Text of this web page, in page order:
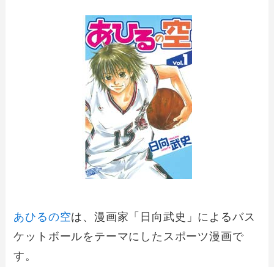
あひるの空は、漫画家「日向武史」によるバス
ケットボールをテーマにしたスポーツ漫画で
す。